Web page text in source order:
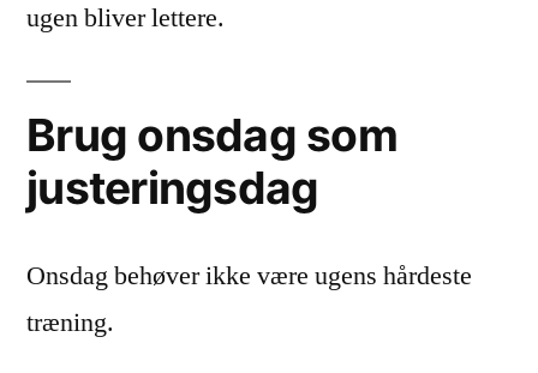
ugen bliver lettere.
Brug onsdag som
justeringsdag
Onsdag behøver ikke være ugens hårdeste
træning.